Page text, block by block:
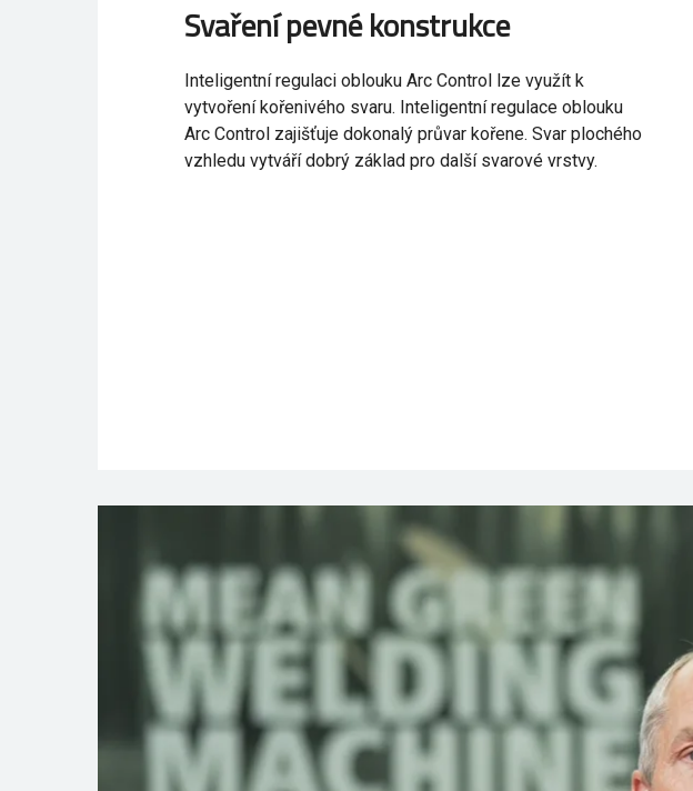
Svaření pevné konstrukce
Inteligentní regulaci oblouku Arc Control lze využít k
vytvoření kořenivého svaru. Inteligentní regulace oblouku
Arc Control zajišťuje dokonalý průvar kořene. Svar plochého
vzhledu vytváří dobrý základ pro další svarové vrstvy.